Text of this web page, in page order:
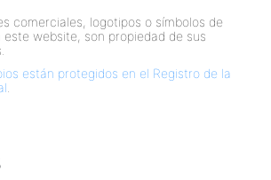
comerciales, logotipos o símbolos de
website, son propiedad de sus
están protegidos en el Registro de la